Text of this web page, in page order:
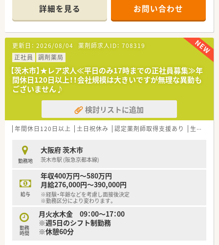
＊------------------------------------------＊
【店舗情報と応需状況について】
■阪急京都本線の茨木市駅から徒歩1分という好立地にあり、毎
日の通勤が非常に便利です。
■処方箋は1日平均260枚ほど応需しており、内科や皮膚科など
多科目を扱います。
■薬剤師は13名在籍し常時5名から7名体制で、事務員も4名おり
手厚い人員配置です。
【求人情報について】
■年収は450万円から600万円の範囲で相談可能で、経験や前職
給与を考慮して決定します。
■原則として店舗固定での勤務が可能であり、無理な異動や転居
を伴う転勤の心配はありません。
い方に最適な雇用形態です。
【勤務実態について】
■残業時間は月10時間以内と少なめに抑えられており、ワーク
ライフバランスが保てます。
■年間休日は115日確保されており、週休2日制でしっかりと体
を休めることができます。
やすくプライベートも充実します。
詳細を見る お問い合わせ
更新日： 2026/08/04 薬剤師求人ID： 708319
正社員
調剤薬局
【茨木市】★レア求人≪平日のみ17時までの正社員募集≫年
間休日120日以上！！会社規模は大きいですが無理な異動も
ございません♪
検討リストに追加
年間休日120日以上 土日祝休み 認定薬剤師取得支援あり 生活環境充実
勤務地
大阪府 茨木市
茨木市駅 (阪急京都本線)
給与
年収400万円～580万円
月給276,000円～390,000円
※経験・年齢などを考慮し面接後決定
※勤務区分により変わります。
勤務
時間
月火水木金 09：00～17：00
※週5日のシフト制勤務
※休憩60分